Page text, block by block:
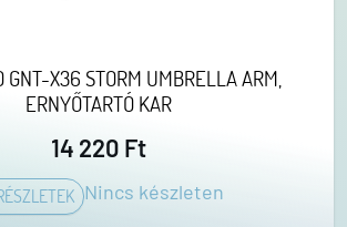
GNT-X36 STORM UMBRELLA ARM,
ERNYŐTARTÓ KAR
14 220 Ft
Nincs készleten